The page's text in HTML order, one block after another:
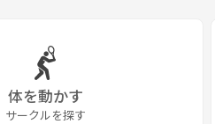
体を動かす
サークルを探す